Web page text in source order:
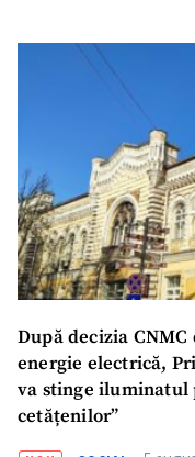
După decizia
energie electrică,
va stinge iluminatul
cetățenilor”